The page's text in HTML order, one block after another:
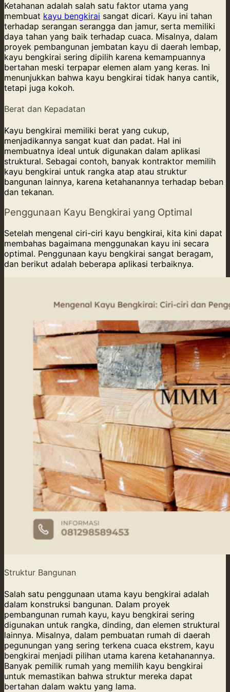
Ketahanan adalah salah satu faktor utama yang
membuat kayu bengkirai sangat dicari. Kayu ini tahan
terhadap serangan serangga dan jamur, serta memiliki
daya tahan yang baik terhadap cuaca. Misalnya, dalam
proyek pembangunan jembatan kayu di daerah lembap,
kayu bengkirai sering dipilih karena kemampuannya
bertahan meski terpapar elemen alam yang keras. Ini
menunjukkan bahwa kayu bengkirai tidak hanya cantik,
tetapi juga kokoh.
Berat dan Kepadatan
Kayu bengkirai memiliki berat yang cukup,
menjadikannya sangat kuat dan padat. Hal ini
membuatnya ideal untuk digunakan dalam aplikasi
struktural. Sebagai contoh, banyak kontraktor memilih
kayu bengkirai untuk rangka atap atau struktur
bangunan lainnya, karena ketahanannya terhadap beban
dan tekanan.
Penggunaan Kayu Bengkirai yang Optimal
Setelah mengenal ciri-ciri kayu bengkirai, kita kini dapat
membahas bagaimana menggunakan kayu ini secara
optimal. Penggunaan kayu bengkirai sangat beragam,
dan berikut adalah beberapa aplikasi terbaiknya.
Struktur Bangunan
Salah satu penggunaan utama kayu bengkirai adalah
dalam konstruksi bangunan. Dalam proyek
pembangunan rumah kayu, kayu bengkirai sering
digunakan untuk rangka, dinding, dan elemen struktural
lainnya. Misalnya, dalam pembuatan rumah di daerah
pegunungan yang sering terkena cuaca ekstrem, kayu
bengkirai menjadi pilihan utama karena ketahanannya.
Banyak pemilik rumah yang memilih kayu bengkirai
untuk memastikan bahwa struktur mereka dapat
bertahan dalam waktu yang lama.